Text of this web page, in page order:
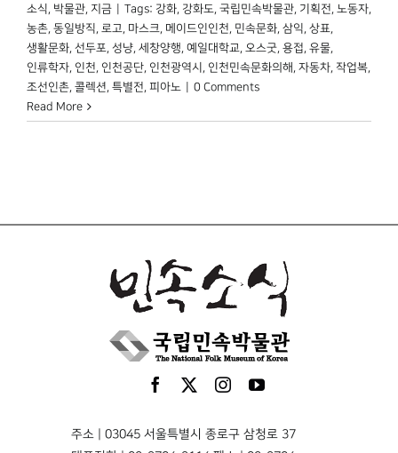
소식, 박물관, 지금 Tags: 강화, 강화도, 국립민속박물관, 기획전, 노동자,
농촌, 동일방직, 로고, 마스크, 메이드인인천, 민속문화, 삼익, 상표,
생활문화, 선두포, 성냥, 세창양행, 예일대학교, 오스굿, 용접, 유물,
인류학자, 인천, 인천공단, 인천광역시 , 인천민속문화의해 , 자동차, 작업복,
조선인촌, 콜렉션, 특별전, 피아노
0 Comments
Read More
주소 | 03045 서울특별시 종로구 삼청로 37